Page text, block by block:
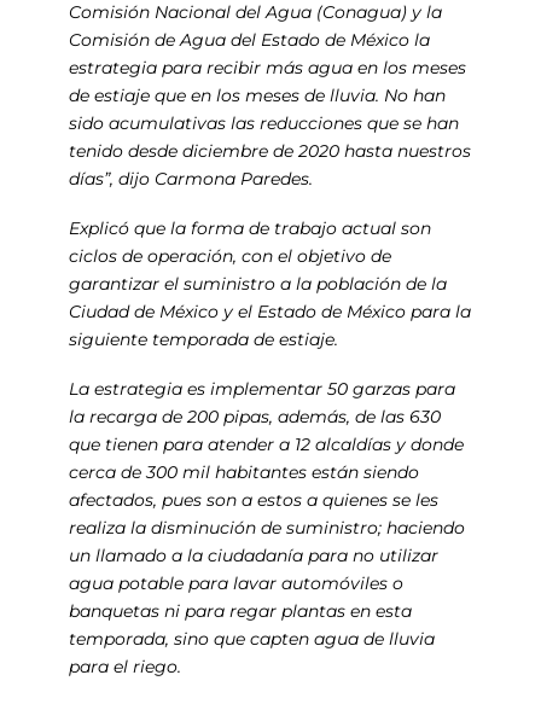
Comisión Nacional del Agua (Conagua) y la
Comisión de Agua del Estado de México la
estrategia para recibir más agua en los meses
de estiaje que en los meses de lluvia. No han
sido acumulativas las reducciones que se han
tenido desde diciembre de 2020 hasta nuestros
días”, dijo Carmona Paredes.
Explicó que la forma de trabajo actual son
ciclos de operación, con el objetivo de
garantizar el suministro a la población de la
Ciudad de México y el Estado de México para la
siguiente temporada de estiaje.
La estrategia es implementar 50 garzas para
la recarga de 200 pipas, además, de las 630
que tienen para atender a 12 alcaldías y donde
cerca de 300 mil habitantes están siendo
afectados, pues son a estos a quienes se les
realiza la disminución de suministro; haciendo
un llamado a la ciudadanía para no utilizar
agua potable para lavar automóviles o
banquetas ni para regar plantas en esta
temporada, sino que capten agua de lluvia
para el riego.